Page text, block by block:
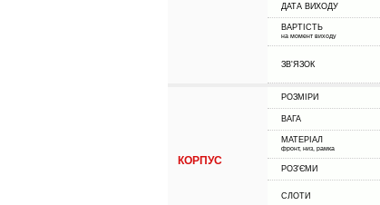
ДАТА ВИХОДУ
ВАРТІСТЬ
на момент виходу
ЗВ'ЯЗОК
КОРПУС
РОЗМІРИ
ВАГА
МАТЕРІАЛ
фронт, низ, рамка
РОЗ'ЄМИ
СЛОТИ